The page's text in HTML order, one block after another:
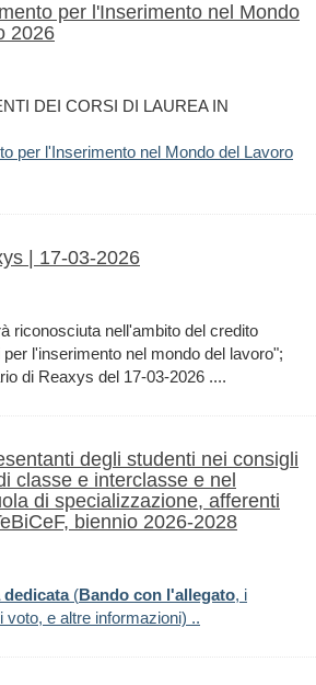
per l'Inserimento nel Mondo
2026
DEI CORSI DI LAUREA IN
per l'Inserimento nel Mondo del Lavoro
| 17-03-2026
riconosciuta nell'ambito del credito
l'inserimento nel mondo del lavoro";
di Reaxys del 17-03-2026 ....
degli studenti nei consigli
classe e interclasse e nel
di specializzazione, afferenti
biennio 2026-2028
(Bando con l'allegato, i
voto, e altre informazioni) ..